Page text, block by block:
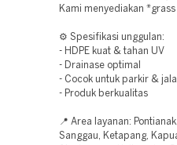
Kami menyediakan
⚙️ Spesifikasi unggulan:
- HDPE kuat & tahan UV
- Drainase optimal
- Cocok untuk parkir &
- Produk berkualitas
📍 Area layanan:
Sanggau, Ketapang,